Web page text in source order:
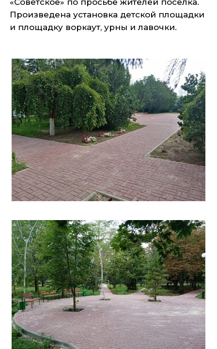
«Советское» по просьбе жителей посёлка.
Произведена установка детской площадки
и площадку воркаут, урны и лавочки.